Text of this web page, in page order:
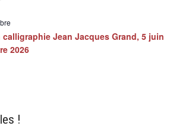
Jean Jacques Grand, 5 juin
2026
!